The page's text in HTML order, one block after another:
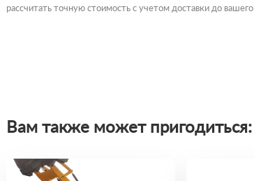
рассчитать точную стоимость с учетом доставки до вашего
Вам также может пригодиться: